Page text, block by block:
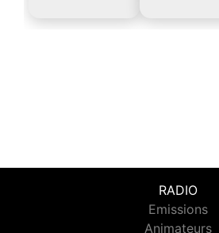
RADIO
Emissions
Animateurs